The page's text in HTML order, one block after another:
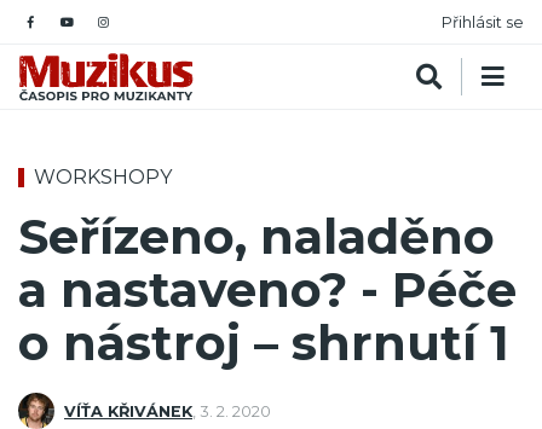
Přihlásit se
WORKSHOPY
Seřízeno, naladěno
a nastaveno? - Péče
o nástroj – shrnutí 1
VÍŤA KŘIVÁNEK 3. 2. 2020